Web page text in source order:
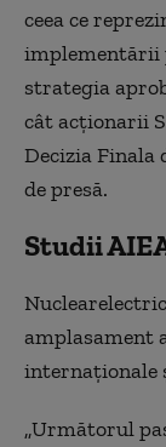
ceea ce
implementării
strategia
cât acţionarii
Decizia Finala
de presă.
Studii
amplasament
internaționale
„Următorul